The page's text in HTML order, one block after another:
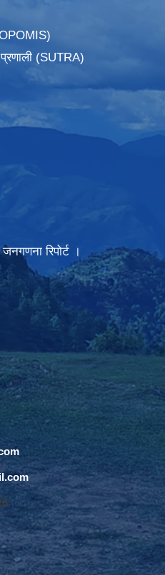
(SUTRA)
रिपोर्ट ।